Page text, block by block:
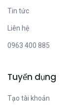
Tin tức
Liên hệ
0963 400 885
Tuyển dụng
Tạo tài khoản